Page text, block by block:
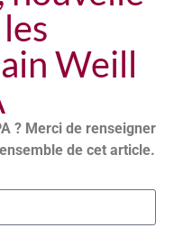
Weill
? Merci de renseigner
de cet article.